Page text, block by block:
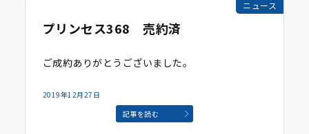
ニュース
プリンセス368 売約済
ご成約ありがとうございました。
2019年12月27日
記事を読む